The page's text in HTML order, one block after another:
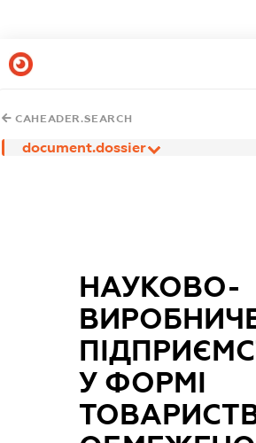
CAHEADER.SEARCH
document.dossier
НАУКОВО-
У ФОРМІ